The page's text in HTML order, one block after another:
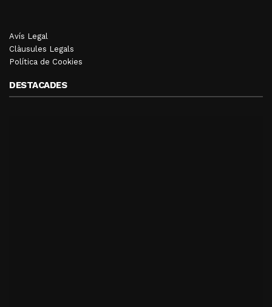
Avís Legal
Clàusules Legals
Política de Cookies
DESTACADES